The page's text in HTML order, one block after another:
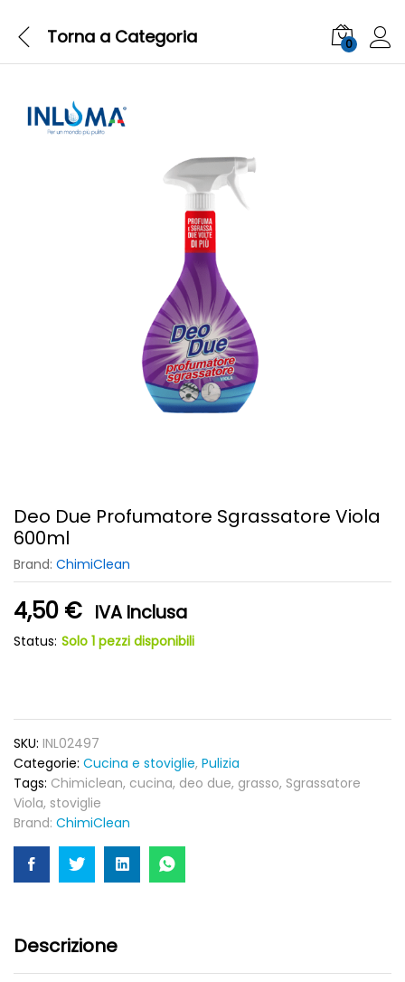
Torna a Categoria 0
Deo Due Profumatore Sgrassatore Viola
600ml
Brand: ChimiClean
4,50 € IVA Inclusa
Status: Solo 1 pezzi disponibili
SKU: INL02497
Categorie: Cucina e stoviglie, Pulizia
Tags: Chimiclean, cucina, deo due, grasso, Sgrassatore
Viola, stoviglie
Brand: ChimiClean
Descrizione